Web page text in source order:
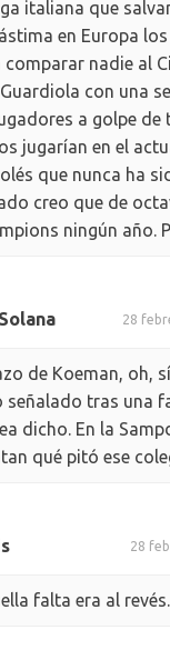
italiana que
en Europa
comparar nadie al
con una
a golpe
jugarían en el
que nunca ha
creo que de
ningún año.
28
de Koeman, oh,
señalado tras una
dicho. En la
qué pitó ese
28
falta era al revés.